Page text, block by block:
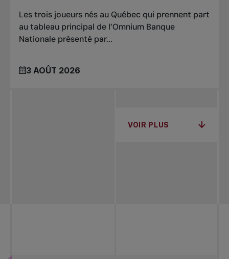
Les trois joueurs nés au Québec qui prennent part
au tableau principal de l’Omnium Banque
Nationale présenté par...
3 AOÛT 2026
VOIR PLUS